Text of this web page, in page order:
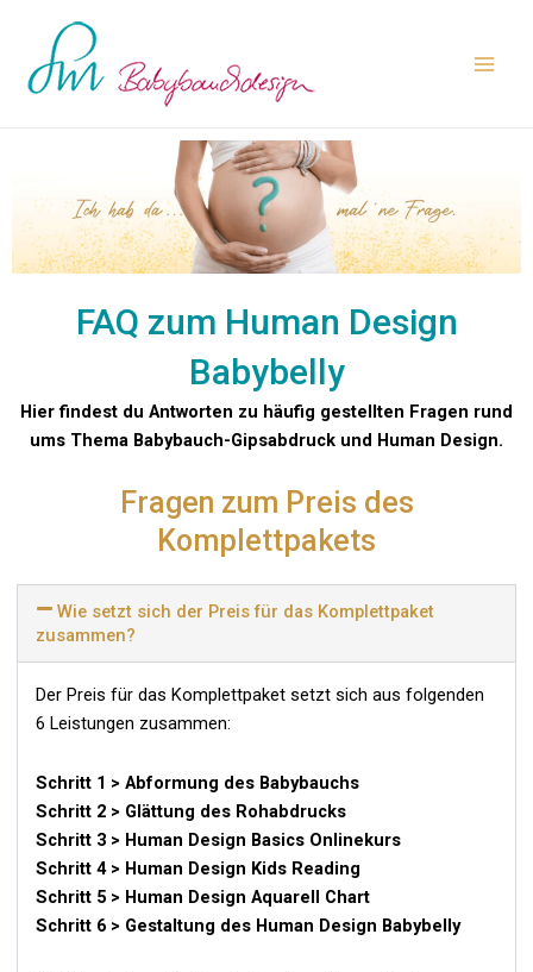
springen
FAQ zum Human Design
Babybelly
Hier findest du Antworten zu häufig gestellten Fragen rund
ums Thema Babybauch-Gipsabdruck und Human Design.
Fragen zum Preis des
Komplettpakets
Wie setzt sich der Preis für das Komplettpaket
zusammen?
Der Preis für das Komplettpaket setzt sich aus folgenden
6 Leistungen zusammen:
Schritt 1 > Abformung des Babybauchs
Schritt 2 > Glättung des Rohabdrucks
Schritt 3 > Human Design Basics Onlinekurs
Schritt 4 > Human Design Kids Reading
Schritt 5 > Human Design Aquarell Chart
Schritt 6 > Gestaltung des Human Design Babybelly